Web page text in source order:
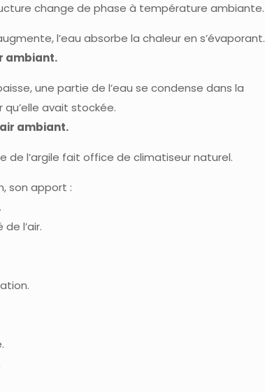
change de phase à température ambiante.
l’eau absorbe la chaleur en s’évaporant.
ambiant.
une partie de l’eau se condense dans la
avait stockée.
ambiant.
de l’argile fait office de climatiseur naturel.
son apport :
de l’air.